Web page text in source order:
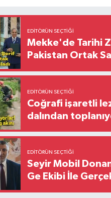
EDITÖRÜN SEÇTIĞI
Mekke'de Tarihi
Pakistan Ortak
EDITÖRÜN SEÇTIĞI
Coğrafi işaretli
dalından
EDITÖRÜN SEÇTIĞI
Seyir Mobil
Ge Ekibi İle